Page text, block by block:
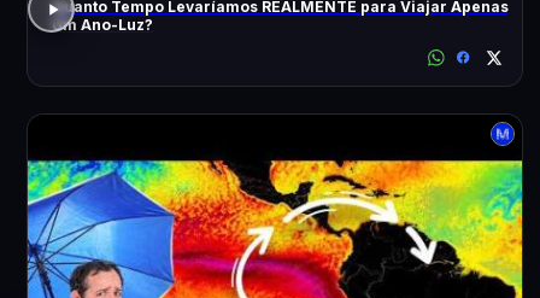
Quanto Tempo Levaríamos REALMENTE para Viajar Apenas
Um Ano-Luz?